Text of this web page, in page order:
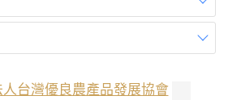
人台灣優良農產品發展協會